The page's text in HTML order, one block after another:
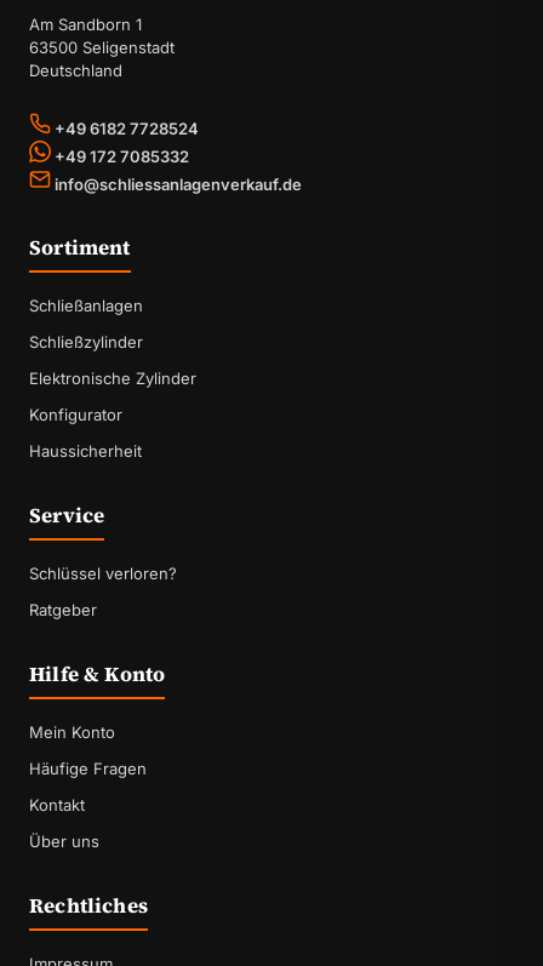
Am Sandborn 1
63500 Seligenstadt
Deutschland
+49 6182 7728524
+49 172 7085332
info@schliessanlagenverkauf.de
Sortiment
Schließanlagen
Schließzylinder
Elektronische Zylinder
Konfigurator
Haussicherheit
Service
Schlüssel verloren?
Ratgeber
Hilfe & Konto
Mein Konto
Häufige Fragen
Kontakt
Über uns
Rechtliches